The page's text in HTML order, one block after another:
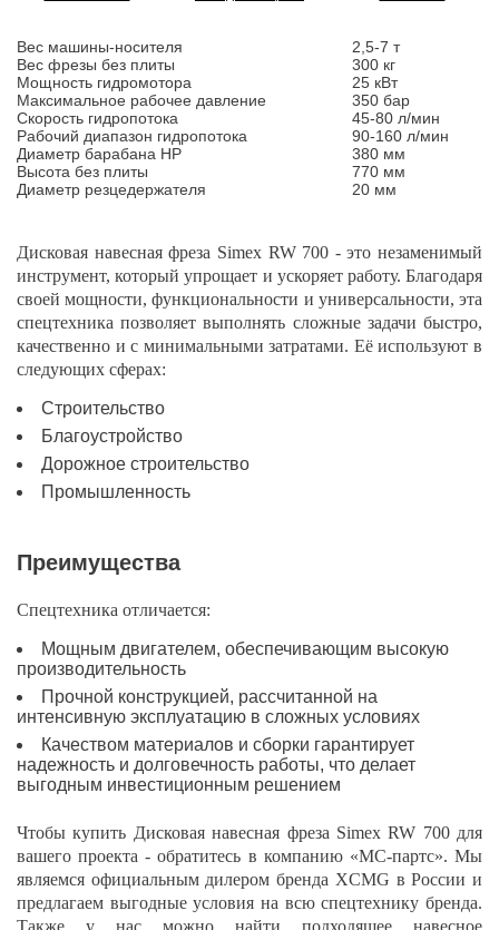
Вес машины-носителя
2,5-7 т
Вес фрезы без плиты
300 кг
Мощность гидромотора
25 кВт
Максимальное рабочее давление
350 бар
Скорость гидропотока
45-80 л/мин
Рабочий диапазон гидропотока
90-160 л/мин
Диаметр барабана HP
380 мм
Высота без плиты
770 мм
Диаметр резцедержателя
20 мм
Дисковая навесная фреза Simex RW 700 - это незаменимый
инструмент, который упрощает и ускоряет работу. Благодаря
своей мощности, функциональности и универсальности, эта
спецтехника позволяет выполнять сложные задачи быстро,
качественно и с минимальными затратами. Её используют в
следующих сферах:
Строительство
Благоустройство
Дорожное строительство
Промышленность
Преимущества
Спецтехника отличается:
Мощным двигателем, обеспечивающим высокую
производительность
Прочной конструкцией, рассчитанной на
интенсивную эксплуатацию в сложных условиях
Качеством материалов и сборки гарантирует
надежность и долговечность работы, что делает
выгодным инвестиционным решением
Чтобы купить Дисковая навесная фреза Simex RW 700 для
вашего проекта - обратитесь в компанию «МС-партс». Мы
являемся официальным дилером бренда XCMG в России и
предлагаем выгодные условия на всю спецтехнику бренда.
Также у нас можно найти подходящее навесное